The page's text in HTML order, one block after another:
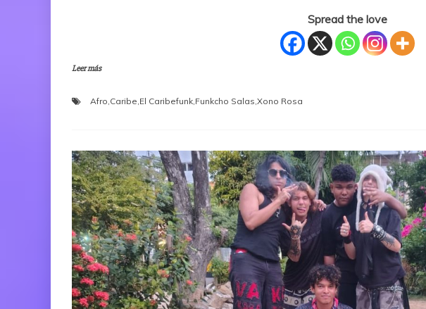
Spread the love
Leer más
Afro,Caribe,El Caribefunk,Funkcho Salas,Xono Rosa